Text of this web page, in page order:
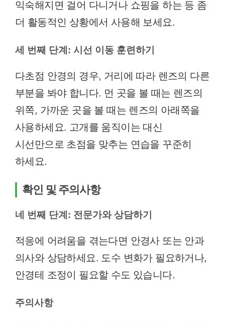
익숙해지면 걸어 다니거나 쇼핑을 하는 등 좀
더 활동적인 상황에서 사용해 보세요.
세 번째 단계: 시선 이동 훈련하기
다초점 안경의 경우, 거리에 따라 렌즈의 다른
부분을 봐야 합니다. 먼 곳을 볼 때는 렌즈의
위쪽, 가까운 곳을 볼 때는 렌즈의 아래쪽을
사용하세요. 고개를 움직이는 대신
시선만으로 초점을 맞추는 연습을 꾸준히
하세요.
확인 및 주의사항
네 번째 단계: 전문가와 상담하기
적응에 어려움을 겪는다면 안경사 또는 안과
의사와 상담하세요. 도수 변화가 필요하거나,
안경테 조정이 필요할 수도 있습니다.
주의사항